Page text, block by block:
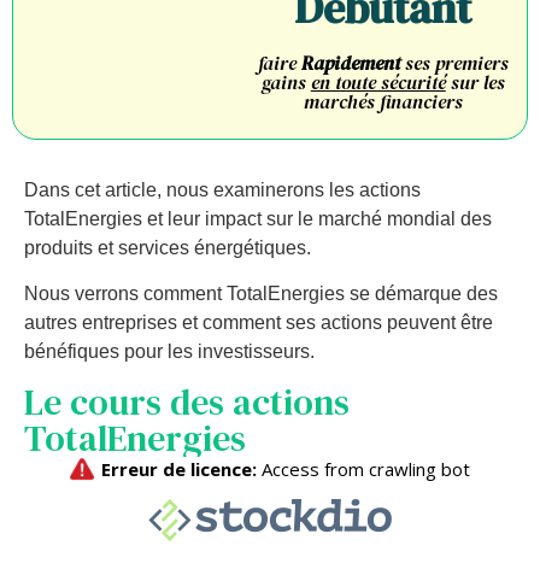
faireRapidementses premiers
gainsen toute sécuritésur les
marchés financiers
Dans cetarticle, nous examinerons les actions
Total Energies etleur impactsur le marché mondial des
produits etservices énergétiques.
Nous verrons commentTotal Energies se démarque des
autres entreprises etcommentses actions peuventêtre
bénéfiques pour les investisseurs.
Le cours des actions
TotalEnergies